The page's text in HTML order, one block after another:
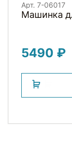
Арт. 7-06017
Машинка
5490 ₽